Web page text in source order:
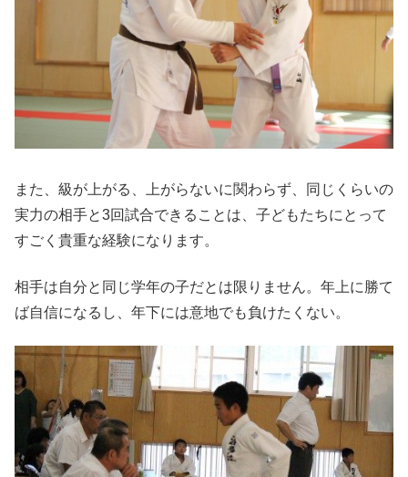
また、級が上がる、上がらないに関わらず、同じくらいの
実力の相手と3回試合できることは、子どもたちにとって
すごく貴重な経験になります。
相手は自分と同じ学年の子だとは限りません。年上に勝て
ば自信になるし、年下には意地でも負けたくない。